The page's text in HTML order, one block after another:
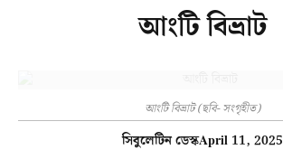
আংটি বিভ্রাট
আংটি বিভ্রাট (ছবি- সংগৃহীত)
সিবুলেটিন ডেস্কApril 11, 2025